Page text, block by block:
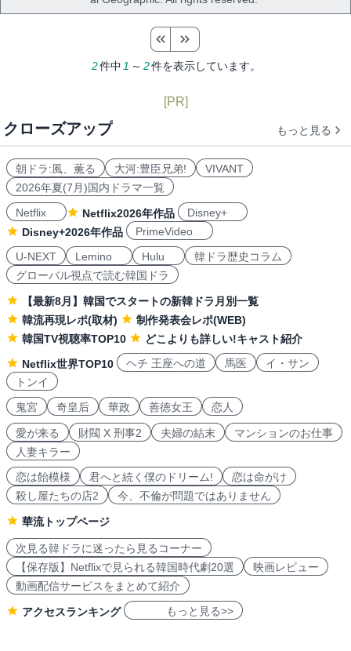
2件中 1 ～ 2件を表示しています。
[PR]
クローズアップ もっと見る
朝ドラ:風、薫る 大河:豊臣兄弟!
VIVANT
2026年夏(7月)国内ドラマ一覧
Netflix
Netflix2026年作品
Disney+
Disney+2026年作品
PrimeVideo
U-NEXT
Lemino Hulu
韓ドラ歴史コラム
グローバル視点で読む韓国ドラ
【最新8月】韓国でスタートの新韓ドラ月別一覧
韓流再現レポ(取材)
制作発表会レポ(WEB)
韓国TV視聴率TOP10
どこよりも詳しい!キャスト紹介
Netflix世界TOP10
ヘチ 王座への道 馬医
イ・サン
トンイ
鬼宮
奇皇后 華政 善徳女王 恋人
愛が来る 財閥 X 刑事2 夫婦の結末
マンションのお仕事
人妻キラー
恋は飴模様
君へと続く僕のドリーム!
恋は命がけ
殺し屋たちの店2
今、不倫が問題ではありません
華流トップページ
次見る韓ドラに迷ったら見るコーナー
【保存版】Netflixで見られる韓国時代劇20選
映画レビュー
動画配信サービスをまとめて紹介
アクセスランキング もっと見る>>